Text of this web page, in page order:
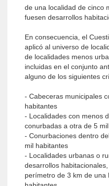
de una localidad de cinco
fuesen desarrollos
En consecuencia, el
aplicó al universo de
de localidades menos
incluidas en el conjunto
alguno de los siguientes
- Cabeceras municipales
habitantes
- Localidades con menos
conurbadas a otra de 5
- Conurbaciones dentro
mil habitantes
- Localidades urbanas o
desarrollos
perímetro de 3 km de una